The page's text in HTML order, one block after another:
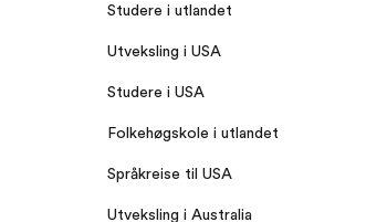
Studere i utlandet
Utveksling i USA
Studere i USA
Folkehøgskole i utlandet
Språkreise til USA
Utveksling i Australia